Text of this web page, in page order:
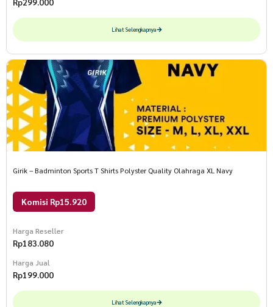
Lihat Selengkapnya
Girik – Badminton Sports T Shirts Polyster Quality Olahraga XL Navy
Komisi Rp15.920
Harga Reseller
Rp183.080
Harga Jual
Rp199.000
Lihat Selengkapnya